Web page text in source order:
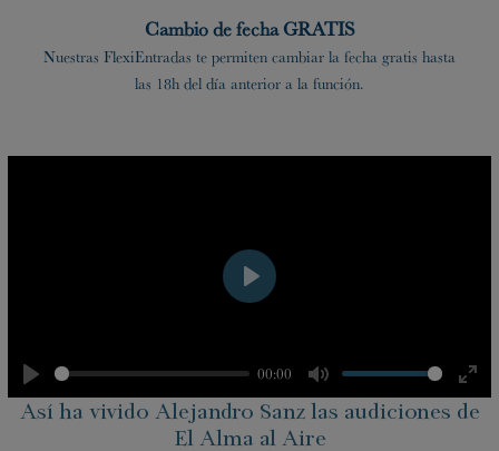
Cambio de fecha GRATIS
Nuestras FlexiEntradas te permiten cambiar la fecha gratis hasta
las 18h del día anterior a la función.
Así ha vivido Alejandro Sanz las audiciones de
El Alma al Aire
Play
00:00
Mute
Play